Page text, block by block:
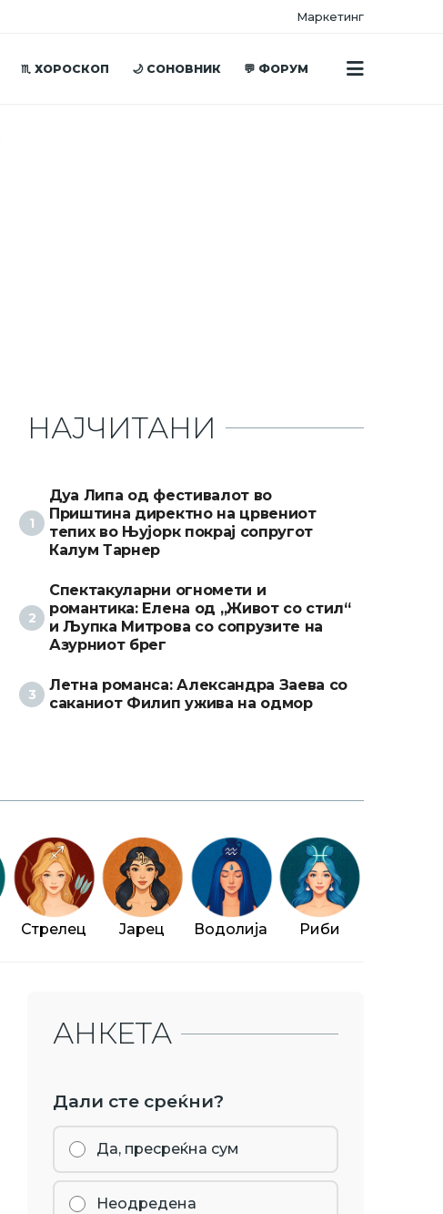
Маркетинг
♏ ХОРОСКОП 🌙 СОНОВНИК 💬 ФОРУМ
НАЈЧИТАНИ
Дуа Липа од фестивалот во
Приштина директно на црвениот
тепих во Њујорк покрај сопругот
Калум Тарнер
Спектакуларни огномети и
романтика: Елена од „Живот со стил“
и Љупка Митрова со сопрузите на
Азурниот брег
Летна романса: Александра Заева со
саканиот Филип ужива на одмор
Стрелец Јарец Водолија Риби
АНКЕТА
Дали сте среќни?
Да, пресреќна сум
Неодредена